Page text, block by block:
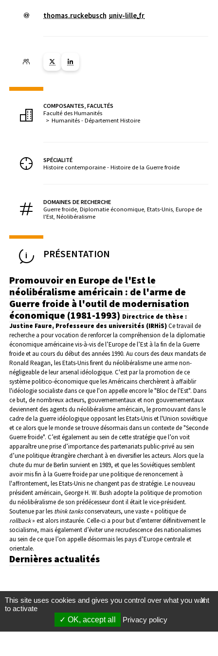
thomas.ruckebusch univ-lille.fr
Lien vers la page X ( Nouvelle fenêtre)
Lien vers la page Linkedin ( Nouvelle fenêtre)
COMPOSANTES, FACULTÉS
Faculté des Humanités
Humanités - Département Histoire
SPÉCIALITÉ
Histoire contemporaine - Histoire de la Guerre froide
DOMAINES DE RECHERCHE
Guerre froide, Diplomatie économique, Etats-Unis, Europe de
l'Est, Néolibéralisme
PRÉSENTATION
Promouvoir en Europe de l'Est le
néolibéralisme américain : de l'arme de
Guerre froide à l'outil de modernisation
économique (1981-1993) Directrice de thèse :
Justine Faure, Professeure des universités (IRHiS)Ce travail de
recherche a pour vocation de renforcer la compréhension de la diplomatie
économique américaine vis-à-vis de l’Europe de l’Est à la fin de la Guerre
froide et au cours du début des années 1990. Au cours des deux mandats de
Ronald Reagan, les Etats-Unis firent du néolibéralisme une arme non-
négligeable de leur arsenal idéologique. C'est par la promotion de ce
système politico-économique que les Américains cherchèrent à affaiblir
l'idéologie socialiste dans ce que l'on appelle encore le "Bloc de l'Est". Dans
ce but, de nombreux acteurs, gouvernementaux et non gouvernementaux
deviennent des agents du néolibéralisme américain, le promouvant dans le
cadre de la guerre idéologique opposant les Etats-Unis et l'Union soviétique
et ce alors que le monde se trouve désormais dans un contexte de "Seconde
Guerre froide". C’est également au sein de cette stratégie que l’on voit
apparaître une prise d’importance des partenariats public-privé au sein
d’une politique étrangère cherchant à en diversifier les acteurs. Alors que la
chute du mur de Berlin survient en 1989, et que les Soviétiques semblent
avoir mis fin à la Guerre froide par une politique de renoncement à
l'affrontement, les Etats-Unis ne changent pas de stratégie. Le nouveau
président américain, George H. W. Bush adopte la politique de promotion
du néolibéralisme de son prédécesseur dont il était le vice-président.
Soutenue par les think tanksconservateurs, une vaste « politique de
rollback» est alors instaurée. Celle-ci a pour but d’enterrer définitivement le
socialisme, mais également d’éviter une recrudescence des nationalismes
au sein de ce que l’on appelle désormais les pays d’Europe centrale et
orientale.
Dernières actualités
X
This site uses cookies and gives you control over what you want
to activate
OK, accept all
Privacy policy